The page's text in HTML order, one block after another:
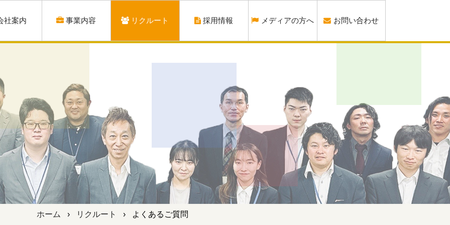
社案内 事業内容 リクルート 採用情報 メディアの方へ お問い合わせ
ホーム › リクルート › よくあるご質問